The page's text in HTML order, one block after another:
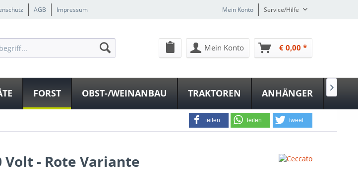
AGB Impressum Mein Konto Service/Hilfe
Mein Konto € 0,00 *
FORST OBST-/WEINANBAU TRAKTOREN ANHÄNGER 
teilen teilen tweet
- Rote Variante